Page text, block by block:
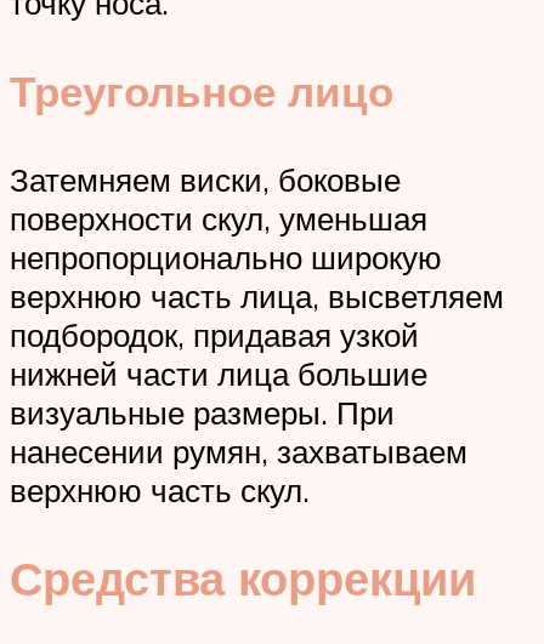
Треугольное лицо
Затемняем виски, боковые
поверхности скул, уменьшая
непропорционально широкую
верхнюю часть лица, высветляем
подбородок, придавая узкой
нижней части лица большие
визуальные размеры. При
нанесении румян, захватываем
верхнюю часть скул.
Средства коррекции